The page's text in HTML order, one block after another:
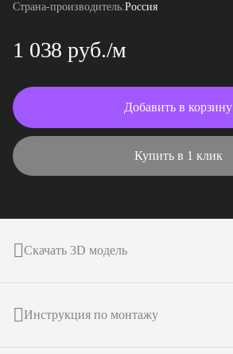
Страна-производитель:Россия
1 038 руб./м
Добавить в корзину
Купить в 1 клик
Скачать 3D модель
Инструкция по монтажу